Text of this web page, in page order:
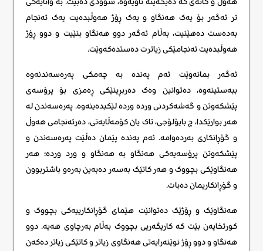
تر ئەگەر بۆ یەک هەنگاو و یەک ڕۆژ هەوڵبدەیت یەک ئەنجام
بەدەست دەهێنیت، بەڵام ئەگەر دوو هەنگاو بنێیت و دوو ڕۆژ
هەوڵبدەیت ئەنجامێکی زیاترت دەستدەکەوێت.
ئەگەر بمانەوێت ئەم پەندە بە چەمکی پەرەسەندنەوە
ببەستینەوە، دەتوانین وەک دەربڕینێکی ڕەمزی بۆ پرۆسەی
پێشکەوتن و گەشەکردنی وردە وردە لێکبدەینەوە. پەرەسەندن لە
هەر بوارێکدا، چ بایۆلۆجی، تاک یان کۆمەڵایەتی، دەرئەنجامی هەوڵ
و گۆڕانکاری بەردەوامە. ئەم پەندە پێمان دەڵێت پەرەسەندن و
پێشکەوتن پرۆسەیەکی هەنگاو بە هەنگاو و ورد وردە؛ هەر
هەنگاوێکی بچووک و هەر کاتێک بەسەر دەبەین بەرەو باشتربوون
و گۆڕانکاریمان دەبات.
هەنگاوێک و ڕۆژێک دەتوانێت هێمای گۆڕانکارییەکی بچووک و
کورتخایەن بێت کە کاریگەریی بچووک بەڵام بەرچاوی هەیە. دوو
هەنگاو و دوو ڕۆژ نوێنەرایەتی هەنگاوی زیاتر و کاتێکی زیاتر دەکەن